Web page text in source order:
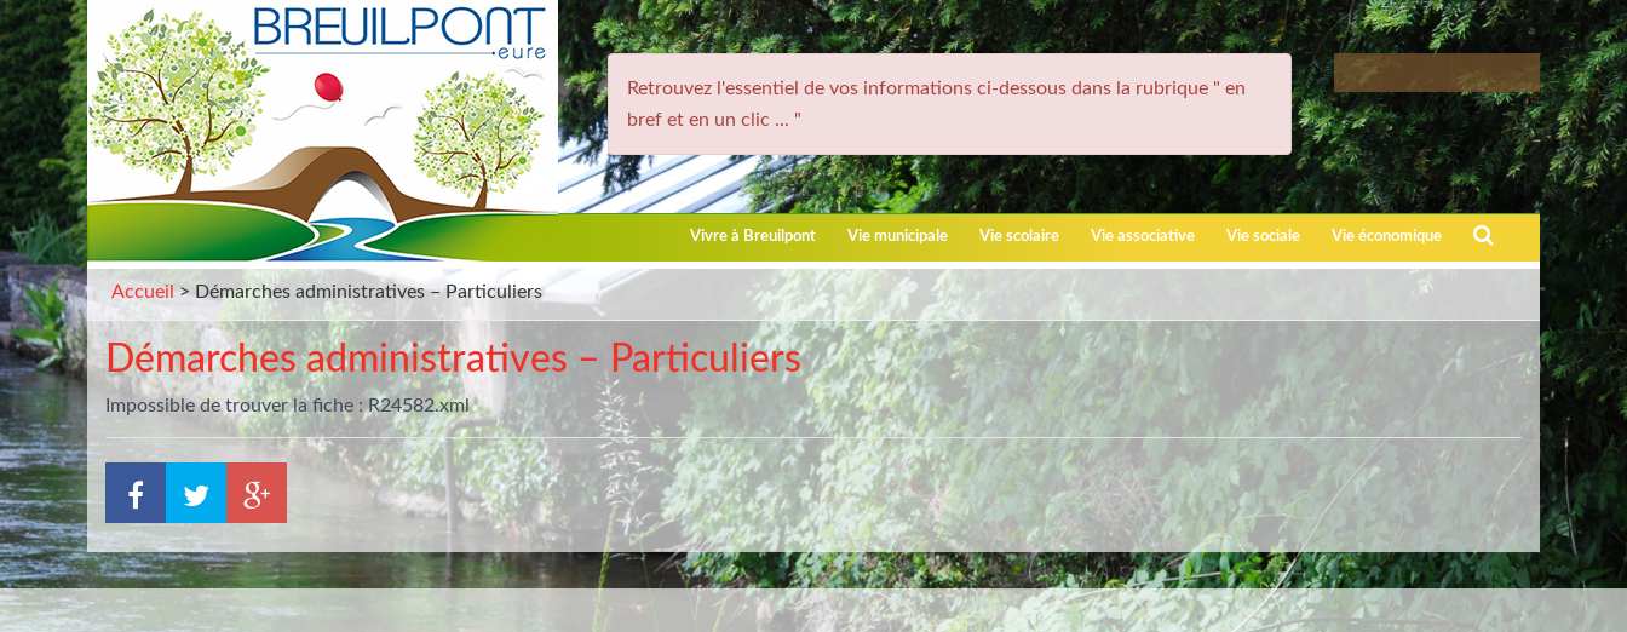
Gestion des traceurs
Retrouvez l'essentiel de vos informations ci-dessous dans la rubrique " en
bref et en un clic ... "
Vivre à Breuilpont Vie municipale Vie scolaire Vie associative Vie sociale Vie économique Recherche
Accueil> Démarches administratives – Particuliers
Démarches administratives – Particuliers
Impossible de trouver la fiche : R24582.xml